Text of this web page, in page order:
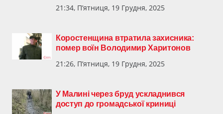
21:34, П’ятниця, 19 Грудня, 2025
Коростенщина втратила захисника:
помер воїн Володимир Харитонов
21:26, П’ятниця, 19 Грудня, 2025
У Малині через бруд ускладнився
доступ до громадської криниці